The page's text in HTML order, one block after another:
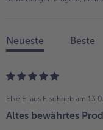
Neueste Beste
Elke E. aus F. schrieb am
Altes bewährtes